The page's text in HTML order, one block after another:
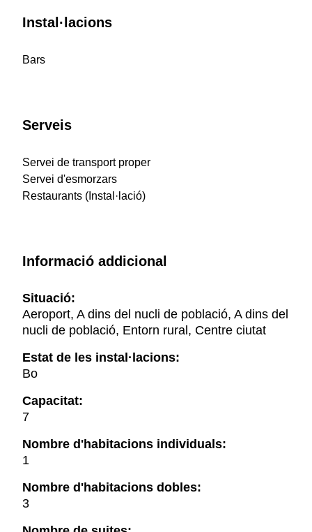
Instal·lacions
Bars
Serveis
Servei de transport proper
Servei d'esmorzars
Restaurants (Instal·lació)
Informació addicional
Situació:
Aeroport, A dins del nucli de població, A dins del
nucli de població, Entorn rural, Centre ciutat
Estat de les instal·lacions:
Bo
Capacitat:
7
Nombre d'habitacions individuals:
1
Nombre d'habitacions dobles:
3